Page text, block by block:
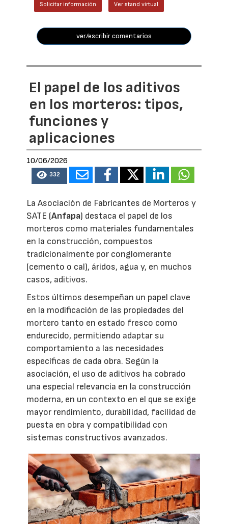
Solicitar información Ver stand virtual
ver/escribir comentarios
El papel de los aditivos
en los morteros: tipos,
funciones y
aplicaciones
10/06/2026
332
La Asociación de Fabricantes de Morteros y
SATE (Anfapa) destaca el papel de los
morteros como materiales fundamentales
en la construcción, compuestos
tradicionalmente por conglomerante
(cemento o cal), áridos, agua y, en muchos
casos, aditivos.
Estos últimos desempeñan un papel clave
en la modificación de las propiedades del
mortero tanto en estado fresco como
endurecido, permitiendo adaptar su
comportamiento a las necesidades
específicas de cada obra. Según la
asociación, el uso de aditivos ha cobrado
una especial relevancia en la construcción
moderna, en un contexto en el que se exige
mayor rendimiento, durabilidad, facilidad de
puesta en obra y compatibilidad con
sistemas constructivos avanzados.